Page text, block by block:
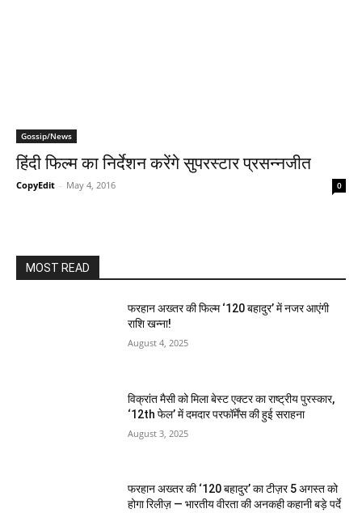
Gossip/News
हिंदी फिल्म का निर्देशन करेंगे सुपरस्टार प्रसन्नजीत
CopyEdit - May 4, 2016 0
MOST READ
फरहान अख्तर की फिल्म ‘120 बहादुर’ में नजर आएंगी
राशि खन्ना!
August 4, 2025
विक्रांत मैसी को मिला बेस्ट एक्टर का राष्ट्रीय पुरस्कार,
‘12th फेल’ में दमदार परफॉर्मेंस की हुई सराहना
August 3, 2025
फरहान अख्तर की ‘120 बहादुर’ का टीज़र 5 अगस्त को
होगा रिलीज़ — भारतीय वीरता की अनकही कहानी बड़े पर्दे